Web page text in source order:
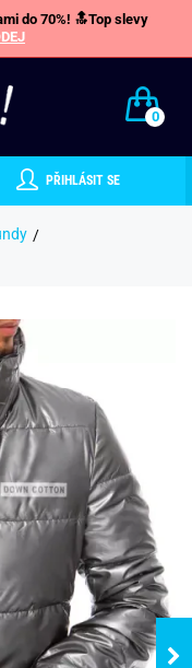
do 70%! 🔝Top slevy
0
PŘIHLÁSIT SE